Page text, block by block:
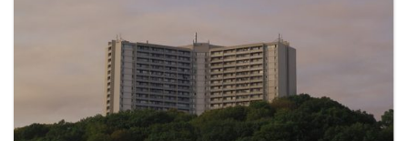
Copertine
Come eravamo
Mnemosyne